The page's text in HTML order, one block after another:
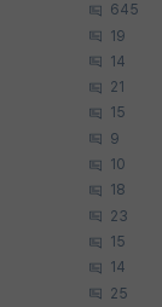
645
19
14
21
15
9
10
18
23
15
14
25